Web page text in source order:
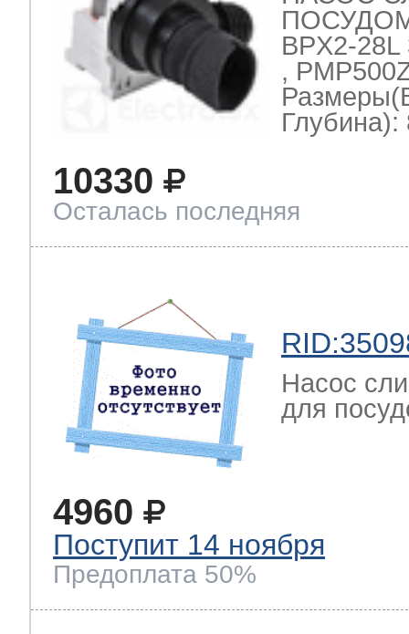
BPX2-
,
Глубина):
10330
Осталась последняя
Насос
для
4960
Поступит 14 ноября
Предоплата 50%